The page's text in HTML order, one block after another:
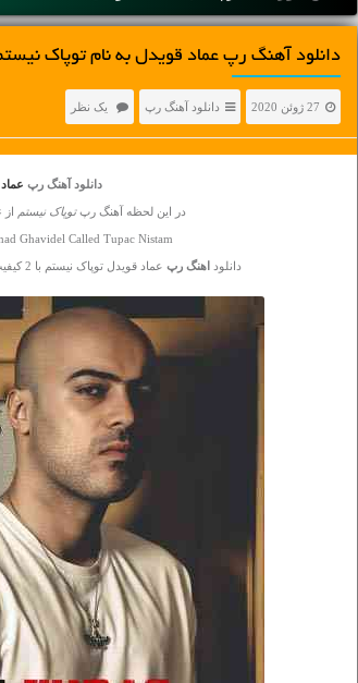
دانلود آهنگ رپ عماد قویدل به نام توپاک
27 ژوئن 2020 دانلود آهنگ رپ یک نظر
دانلود آهنگ رپ
در این لحظه آهنگ رپتوپاک نیستم از
Ghavidel Called Tupac Nistam
دانلود اهنگ رپ عماد قویدل توپاک نیستم با 2 کیفیت ، تکست رپ عماد قویدل ،